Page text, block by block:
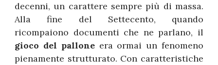
decenni, un carattere sempre più di massa.
Alla fine del Settecento, quando
ricompaiono documenti che ne parlano, il
gioco del palloneera ormai un fenomeno
pienamente strutturato. Con caratteristiche